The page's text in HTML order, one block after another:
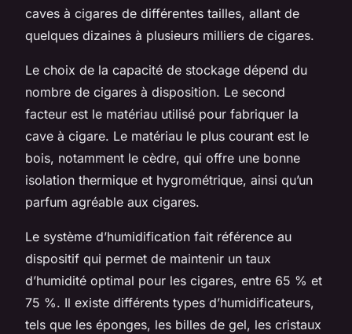
caves à cigares de différentes tailles, allant de
quelques dizaines à plusieurs milliers de cigares.
Le choix de la capacité de stockage dépend du
nombre de cigares à disposition. Le second
facteur est le matériau utilisé pour fabriquer la
cave à cigare. Le matériau le plus courant est le
bois, notamment le cèdre, qui offre une bonne
isolation thermique et hygrométrique, ainsi qu’un
parfum agréable aux cigares.
Le système d’humidification fait référence au
dispositif qui permet de maintenir un taux
d’humidité optimal pour les cigares, entre 65 % et
75 %. Il existe différents types d’humidificateurs,
tels que les éponges, les billes de gel, les cristaux